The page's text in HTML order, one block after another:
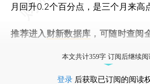
月回升0.2个百分点，是三个月来高
推荐进入 财新数据库 ，可随时查阅
本文共计359字 订阅后继续阅
登录 后获取已订阅的阅读